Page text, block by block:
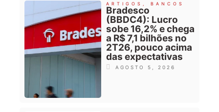
ARTIGOS BANCOS
Bradesco
(BBDC4): Lucro
sobe 16,2% e chega
a R$ 7,1 bilhões no
2T26, pouco acima
das expectativas
AGOSTO 5, 2026